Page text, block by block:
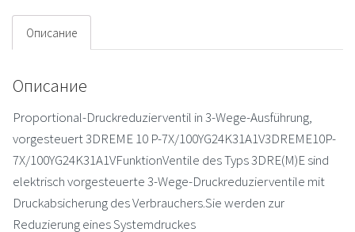
Описание
Описание
Proportional-Druckreduzierventil in 3-Wege-Ausführung,
vorgesteuert 3DREME 10 P-7X/100YG24K31A1V3DREME10P-
7X/100YG24K31A1VFunktionVentile des Typs 3DRE(M)E sind
elektrisch vorgesteuerte 3-Wege-Druckreduzierventile mit
Druckabsicherung des Verbrauchers.Sie werden zur
Reduzierung eines Systemdruckes